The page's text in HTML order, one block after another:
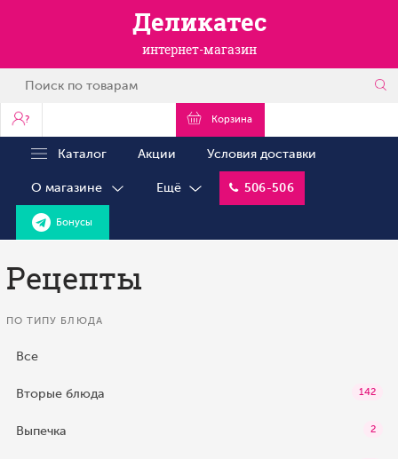
Деликатес
интернет-магазин
? Корзина
Каталог Акции Условия доставки
О магазине Ещё 506-506
Бонусы
Рецепты
ПО ТИПУ БЛЮДА
Все
Вторые блюда 142
Выпечка 2